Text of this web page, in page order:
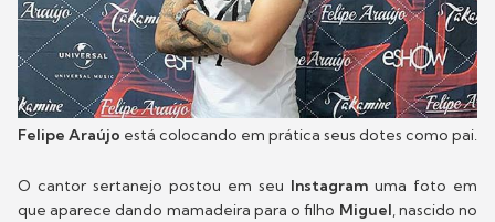
Felipe Araújo está colocando em prática seus dotes como pai.
O cantor sertanejo postou em seu Instagram uma foto em
que aparece dando mamadeira para o filho Miguel, nascido no